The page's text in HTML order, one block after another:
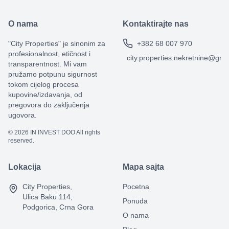
O nama
"City Properties" je sinonim za
profesionalnost, etičnost i
transparentnost. Mi vam
pružamo potpunu sigurnost
tokom cijelog procesa
kupovine/izdavanja, od
pregovora do zaključenja
ugovora.
© 2026 IN INVEST DOO All rights
reserved.
Kontaktirajte nas
+382 68 007 970
Lokacija
City Properties,
Ulica Baku 114,
Podgorica, Crna Gora
Mapa sajta
Pocetna
Ponuda
O nama